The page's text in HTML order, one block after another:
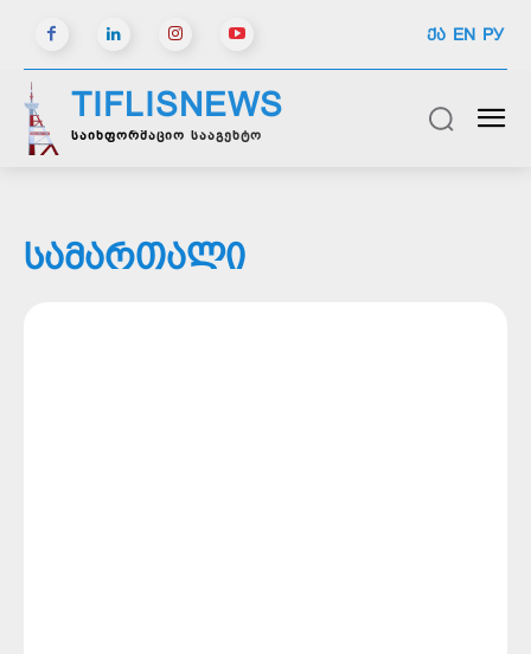
ᲥᲐ EN РУ
TIFLISNEWS
საინფორმაციო სააგენტო
ᲡᲐᲛᲐᲠᲗᲐᲚᲘ